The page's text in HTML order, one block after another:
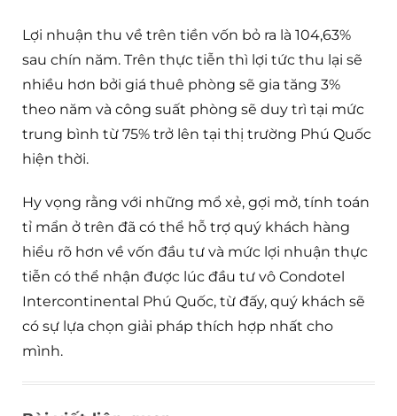
Lợi nhuận thu về trên tiền vốn bỏ ra là 104,63%
sau chín năm. Trên thực tiễn thì lợi tức thu lại sẽ
nhiều hơn bởi giá thuê phòng sẽ gia tăng 3%
theo năm và công suất phòng sẽ duy trì tại mức
trung bình từ 75% trở lên tại thị trường Phú Quốc
hiện thời.
Hy vọng rằng với những mổ xẻ, gợi mở, tính toán
tỉ mẩn ở trên đã có thể hỗ trợ quý khách hàng
hiểu rõ hơn về vốn đầu tư và mức lợi nhuận thực
tiễn có thể nhận được lúc đầu tư vô Condotel
Intercontinental Phú Quốc, từ đấy, quý khách sẽ
có sự lựa chọn giải pháp thích hợp nhất cho
mình.